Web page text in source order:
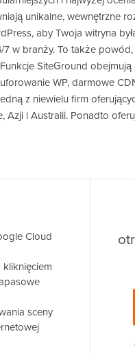
unikalne, wewnętrzne
aby Twoja witryna
w branży. To także
SiteGround
WP, darmowe
z niewielu firm
Azji i Australii. Ponadto
Cloud
sceny